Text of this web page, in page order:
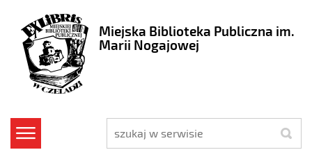
Miejska Biblioteka Publiczna im.
Marii Nogajowej
szukaj